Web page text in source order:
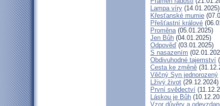
Lampa víry (14.01.2025)
Křesťanské mumie
Přešťastní králové
Proměna(05.01.2025)
Jen Bůh (04.01.2025)
Odpověď (03.01.2025)
S nasazením
Obdivuhodné tajemství
Cesta ke změně
Věčný Syn jednorozený
Lživý život (29.12.2024)
První svědectví
Láskou je Bůh
Vzor důvěry a